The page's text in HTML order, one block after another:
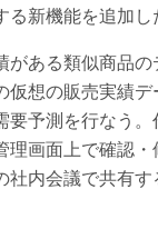
新機能を追加し
がある類似商品
想の販売実績デ
要予測を行なう
理画面上で確認・
社内会議で共有す